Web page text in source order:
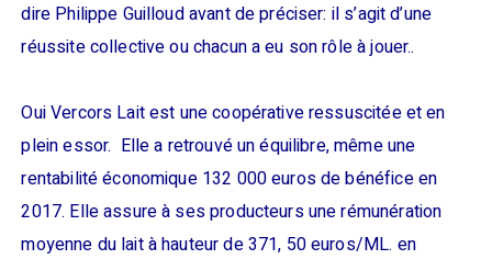
dire Philippe Guilloud avant de préciser: il s’agit d’une
réussite collective ou chacun a eu son rôle à jouer..
Oui Vercors Lait est une coopérative ressuscitée et en
plein essor. Elle a retrouvé un équilibre, même une
rentabilité économique 132 000 euros de bénéfice en
2017. Elle assure à ses producteurs une rémunération
moyenne du lait à hauteur de 371, 50 euros/ML. en